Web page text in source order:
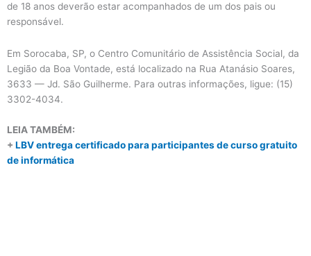
de 18 anos deverão estar acompanhados de um dos pais ou
responsável.
Em Sorocaba, SP, o Centro Comunitário de Assistência Social, da
Legião da Boa Vontade, está localizado na Rua Atanásio Soares,
3633 — Jd. São Guilherme. Para outras informações, ligue: (15)
3302-4034.
LEIA TAMBÉM:
+ LBV entrega certificado para participantes de curso gratuito
de informática